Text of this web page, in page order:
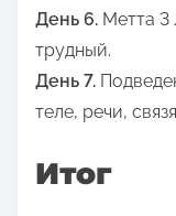
День 6. Метта 3
трудный.
День 7.
теле, речи,
Итог